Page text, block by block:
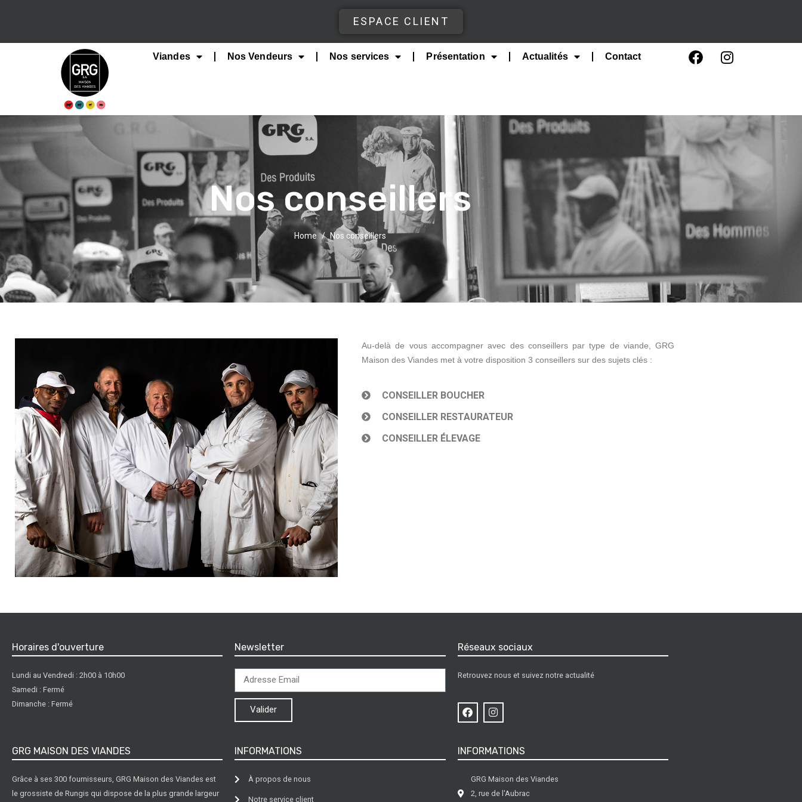
ESPACE CLIENT
Viandes Nos Vendeurs Nos services Présentation Actualités Contact
Nos conseillers
Home Nos conseillers
Au-delà de vous accompagner avec des conseillers par type de viande, GRG
Maison des Viandes met à votre disposition 3 conseillers sur des sujets clés :
CONSEILLER BOUCHER
CONSEILLER RESTAURATEUR
CONSEILLER ÉLEVAGE
Horaires d'ouverture
Lundi au Vendredi : 2h00 à 10h00
Samedi : Fermé
Dimanche : Fermé
Newsletter
Valider
Réseaux sociaux
Retrouvez nous et suivez notre actualité
GRG MAISON DES VIANDES
Grâce à ses 300 fournisseurs, GRG Maison des Viandes est
le grossiste de Rungis qui dispose de la plus grande largeur
INFORMATIONS
À propos de nous
Notre service client
INFORMATIONS
GRG Maison des Viandes
2, rue de l'Aubrac